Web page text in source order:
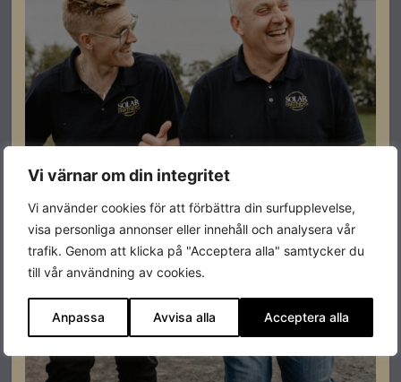
Vi värnar om din integritet
Vi använder cookies för att förbättra din surfupplevelse,
visa personliga annonser eller innehåll och analysera vår
trafik. Genom att klicka på "Acceptera alla" samtycker du
till vår användning av cookies.
Anpassa Avvisa alla Acceptera alla
Mersen Kapsling DC-översspänningskydd, 2 MPPT (1
sträng/MPPT)
Lev. artikelnummer: 83070104
Artikelnummer: 403004